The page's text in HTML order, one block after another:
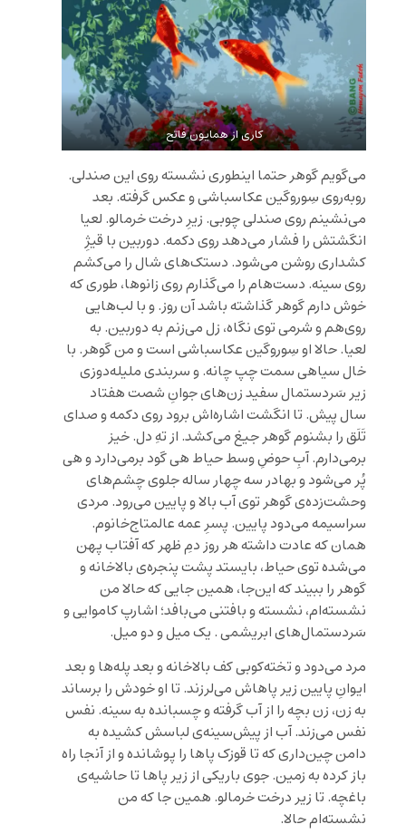
کاری از همایون فاتح
می‌گویم گوهر حتما اینطوری نشسته روی این صندلی.
رو‌به‌روی سِوروگین عکاسباشی و عکس گرفته. بعد
می‌نشینم روی صندلی چوبی. زیرِ درخت خرمالو. لعیا
انگشتش را فشار می‌دهد روی دکمه. دوربین با قیژِ
کشداری روشن می‌شود. دستک‌های شال را می‌کشم
روی سینه. دست‌هام را می‌گذارم روی زانو‌ها، طوری که
خوش دارم گوهر گذاشته باشد آن روز. و با لب‌هایی
روی‌هم و شرمی توی نگاه، زل می‌زنم به دوربین. به
لعیا. حالا او سِوروگین عکاسباشی است و من گوهر. با
خال سیاهی سمت چپ چانه. و سربندی ملیله‌دوزی
زیر سَردستمال سفید زن‌های جوانِ شصت هفتاد
سال پیش. تا انگشت اشاره‌اش‌ برود روی دکمه و صدای
تَلَق را بشنوم گوهر جیغ می‌کشد. از تهِ دل. خیز
برمی‌دارم. آبِ حوضِ وسط حیاط هی گود برمی‌دارد و هی
پُر می‌شود و بهادر سه چهار ساله جلوی چشم‌های
وحشت‌زده‌ی گوهر توی آب بالا و پایین می‌رود. مرد‌ی
سراسیمه می‌دود پایین. پسرِ عمه عالمتاج‌خانوم.
همان که عادت داشته هر روز دمِ ظهر که آفتاب پهن
می‌شده توی حیاط، بایستد پشت پنجره‌ی بالاخانه و
گوهر را ببیند که این‌جا، همین جایی که حالا من
نشسته‌ام، نشسته و بافتنی می‌بافد؛ اشارپ کاموایی و
سَردستمال‌های ابریشمی . یک میل و دو میل.
مرد می‌دود و تخته‌کوبی کف بالاخانه و بعد پله‌ها و بعد
ایوانِ پایین زیر پاهاش می‌لرزند. تا او خودش را برساند
به زن، زن بچه را از آب گرفته و چسبانده به سینه. نفس
نفس می‌زند. آب از پیش‌سینه‌ی لباسش کشیده به
دامن چین‌داری که تا قوزک پاها را پوشانده و از آنجا راه
باز کرده به زمین. جوی باریکی از زیر پاها تا حاشیه‌ی
باغچه. تا زیر درخت خرمالو. همین جا که من
نشسته‌ام حالا.